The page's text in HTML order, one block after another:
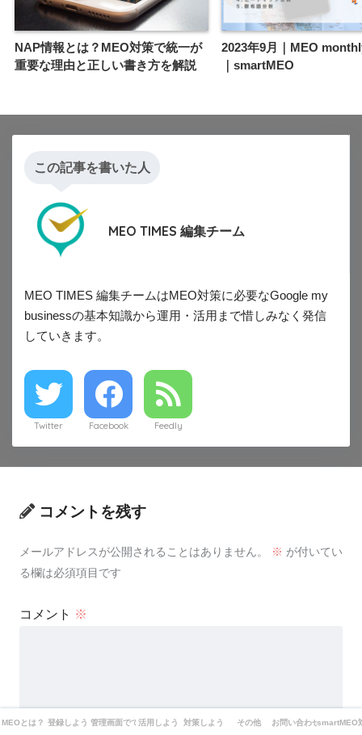
NAP情報とは？MEO対策で統一が
重要な理由と正しい書き方を解説
2023年9月｜MEO
｜smartMEO
この記事を書いた人
MEO TIMES 編集チーム
MEO TIMES 編集チームはMEO対策に必要なGoogle my
businessの基本知識から運用・活用まで惜しみなく発信
していきます。
Twitter Facebook Feedly
コメントを残す
メールアドレスが公開されることはありません。 ※ が付いてい
る欄は必須項目です
コメント ※
MEOとは？ 登録しよう 管理画面でできることは？
活用しよう 対策しよう その他 お問い合わせsmartMEO